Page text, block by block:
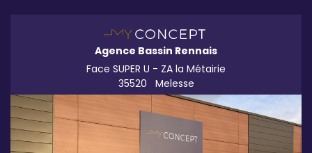
Agence Bassin Rennais
Face SUPER U - ZA la Métairie
35520
Melesse